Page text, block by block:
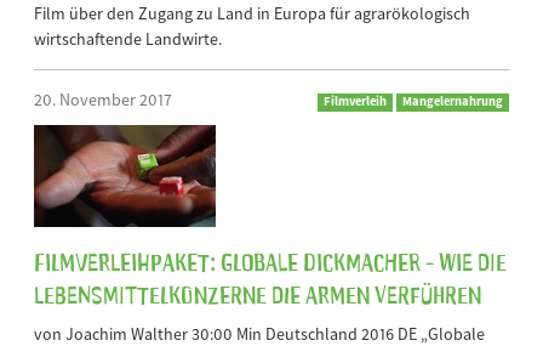
Film über den Zugang zu Land in Europa für agrarökologisch
wirtschaftende Landwirte.
20. November 2017 Filmverleih Mangelernahrung
Filmverleihpaket: Globale Dickmacher - Wie die
Lebensmittelkonzerne die Armen verführen
von Joachim Walther 30:00 Min Deutschland 2016 DE „Globale